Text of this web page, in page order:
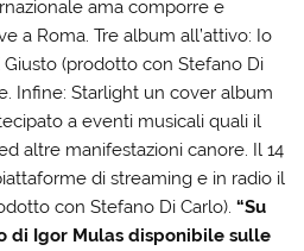
ama comporre e
a Roma. Tre album all’attivo: Io
(prodotto con Stefano Di
Infine: Starlight un cover album
a eventi musicali quali il
altre manifestazioni canore. Il 14
di streaming e in radio il
con Stefano Di Carlo).“Su
di Igor Mulas disponibile sulle